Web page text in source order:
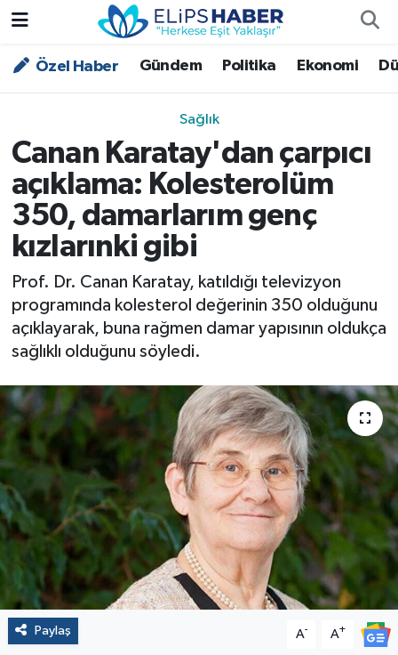
Özel Haber Gündem Politika Ekonomi
Sağlık
Canan Karatay'dan çarpıcı
açıklama: Kolesterolüm
350, damarlarım genç
kızlarınki gibi
Prof. Dr. Canan Karatay, katıldığı televizyon
programında kolesterol değerinin 350 olduğunu
açıklayarak, buna rağmen damar yapısının oldukça
sağlıklı olduğunu söyledi.
Paylaş A- A+
Özel Haber
Asayiş
Bilim - Teknoloji
Çevre - İklim
Kültür - Sanat
Magazin
Politika
Sağlık
Spor
Yaşam
Çalışma Hayatı
Nöbetçi Eczaneler
Trafik Durumu
Süper Lig Puan Durumu ve Fikstür
Tüm Manşetler
Son Dakika Haberleri